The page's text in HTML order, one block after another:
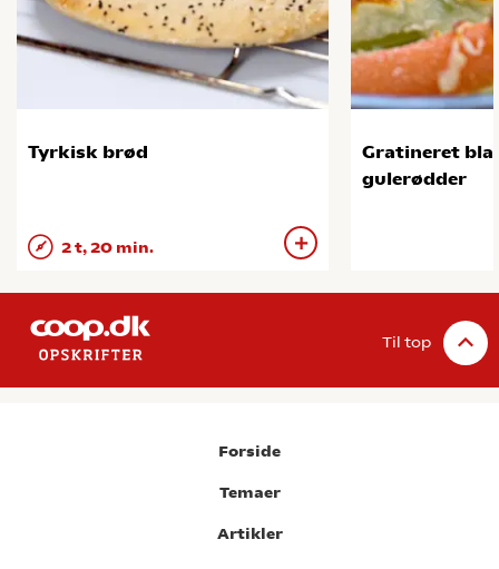
Tyrkisk brød
2 t, 20 min.
Gratineret
gulerødder
Til top
Forside
Temaer
Artikler